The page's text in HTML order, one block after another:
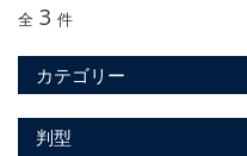
全 3 件
カテゴリー
判型